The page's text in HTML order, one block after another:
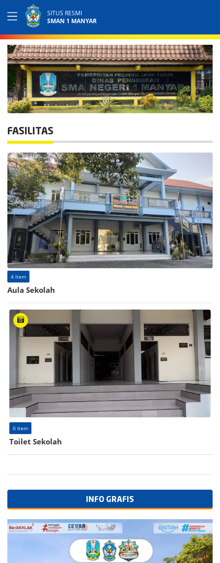
SITUS RESMI
SMAN 1 MANYAR
FASILITAS
4 Item
Aula Sekolah
0 Item
Toilet Sekolah
INFO GRAFIS